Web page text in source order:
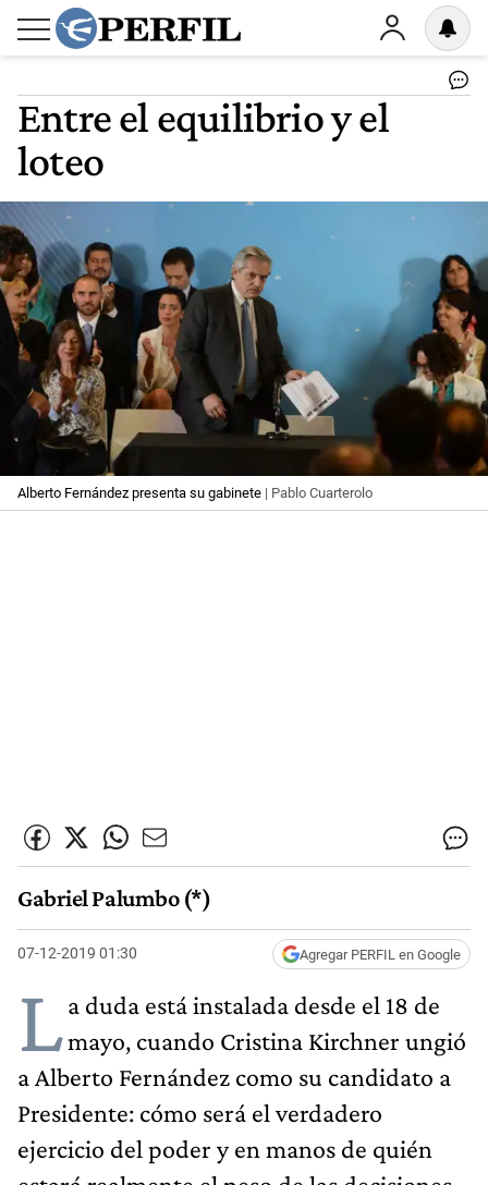
Entre el equilibrio y el
loteo
Alberto Fernández presenta su gabinete | Pablo Cuarterolo
Gabriel Palumbo (*)
07-12-2019 01:30 Agregar PERFIL en Google
La duda está instalada desde el 18 de
mayo, cuando Cristina Kirchner ungió
a Alberto Fernández como su candidato a
Presidente: cómo será el verdadero
ejercicio del poder y en manos de quién